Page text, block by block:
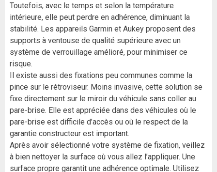
Toutefois, avec le temps et selon la température
intérieure, elle peut perdre en adhérence, diminuant la
stabilité. Les appareils Garmin et Aukey proposent des
supports à ventouse de qualité supérieure avec un
système de verrouillage amélioré, pour minimiser ce
risque.
Il existe aussi des fixations peu communes comme la
pince sur le rétroviseur. Moins invasive, cette solution se
fixe directement sur le miroir du véhicule sans coller au
pare-brise. Elle est appréciée dans des véhicules où le
pare-brise est difficile d’accès ou où le respect de la
garantie constructeur est important.
Après avoir sélectionné votre système de fixation, veillez
à bien nettoyer la surface où vous allez l’appliquer. Une
surface propre garantit une adhérence optimale. Utilisez